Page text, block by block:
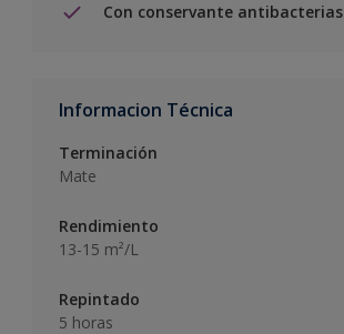
Con conservante antibacterias
Informacion Técnica
Terminación
Mate
Rendimiento
13-15 m²/L
Repintado
5 horas